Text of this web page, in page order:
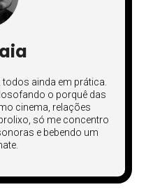
ainda em prática.
o porquê das
cinema, relações
só me concentro
e bebendo um